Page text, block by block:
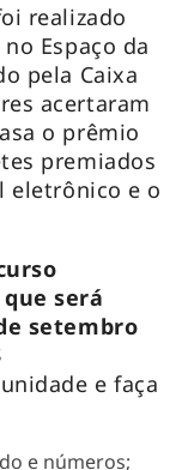
realizado
no Espaço da
pela Caixa
acertaram
o prêmio
premiados
eletrônico e o
será
setembro
e faça
e números;